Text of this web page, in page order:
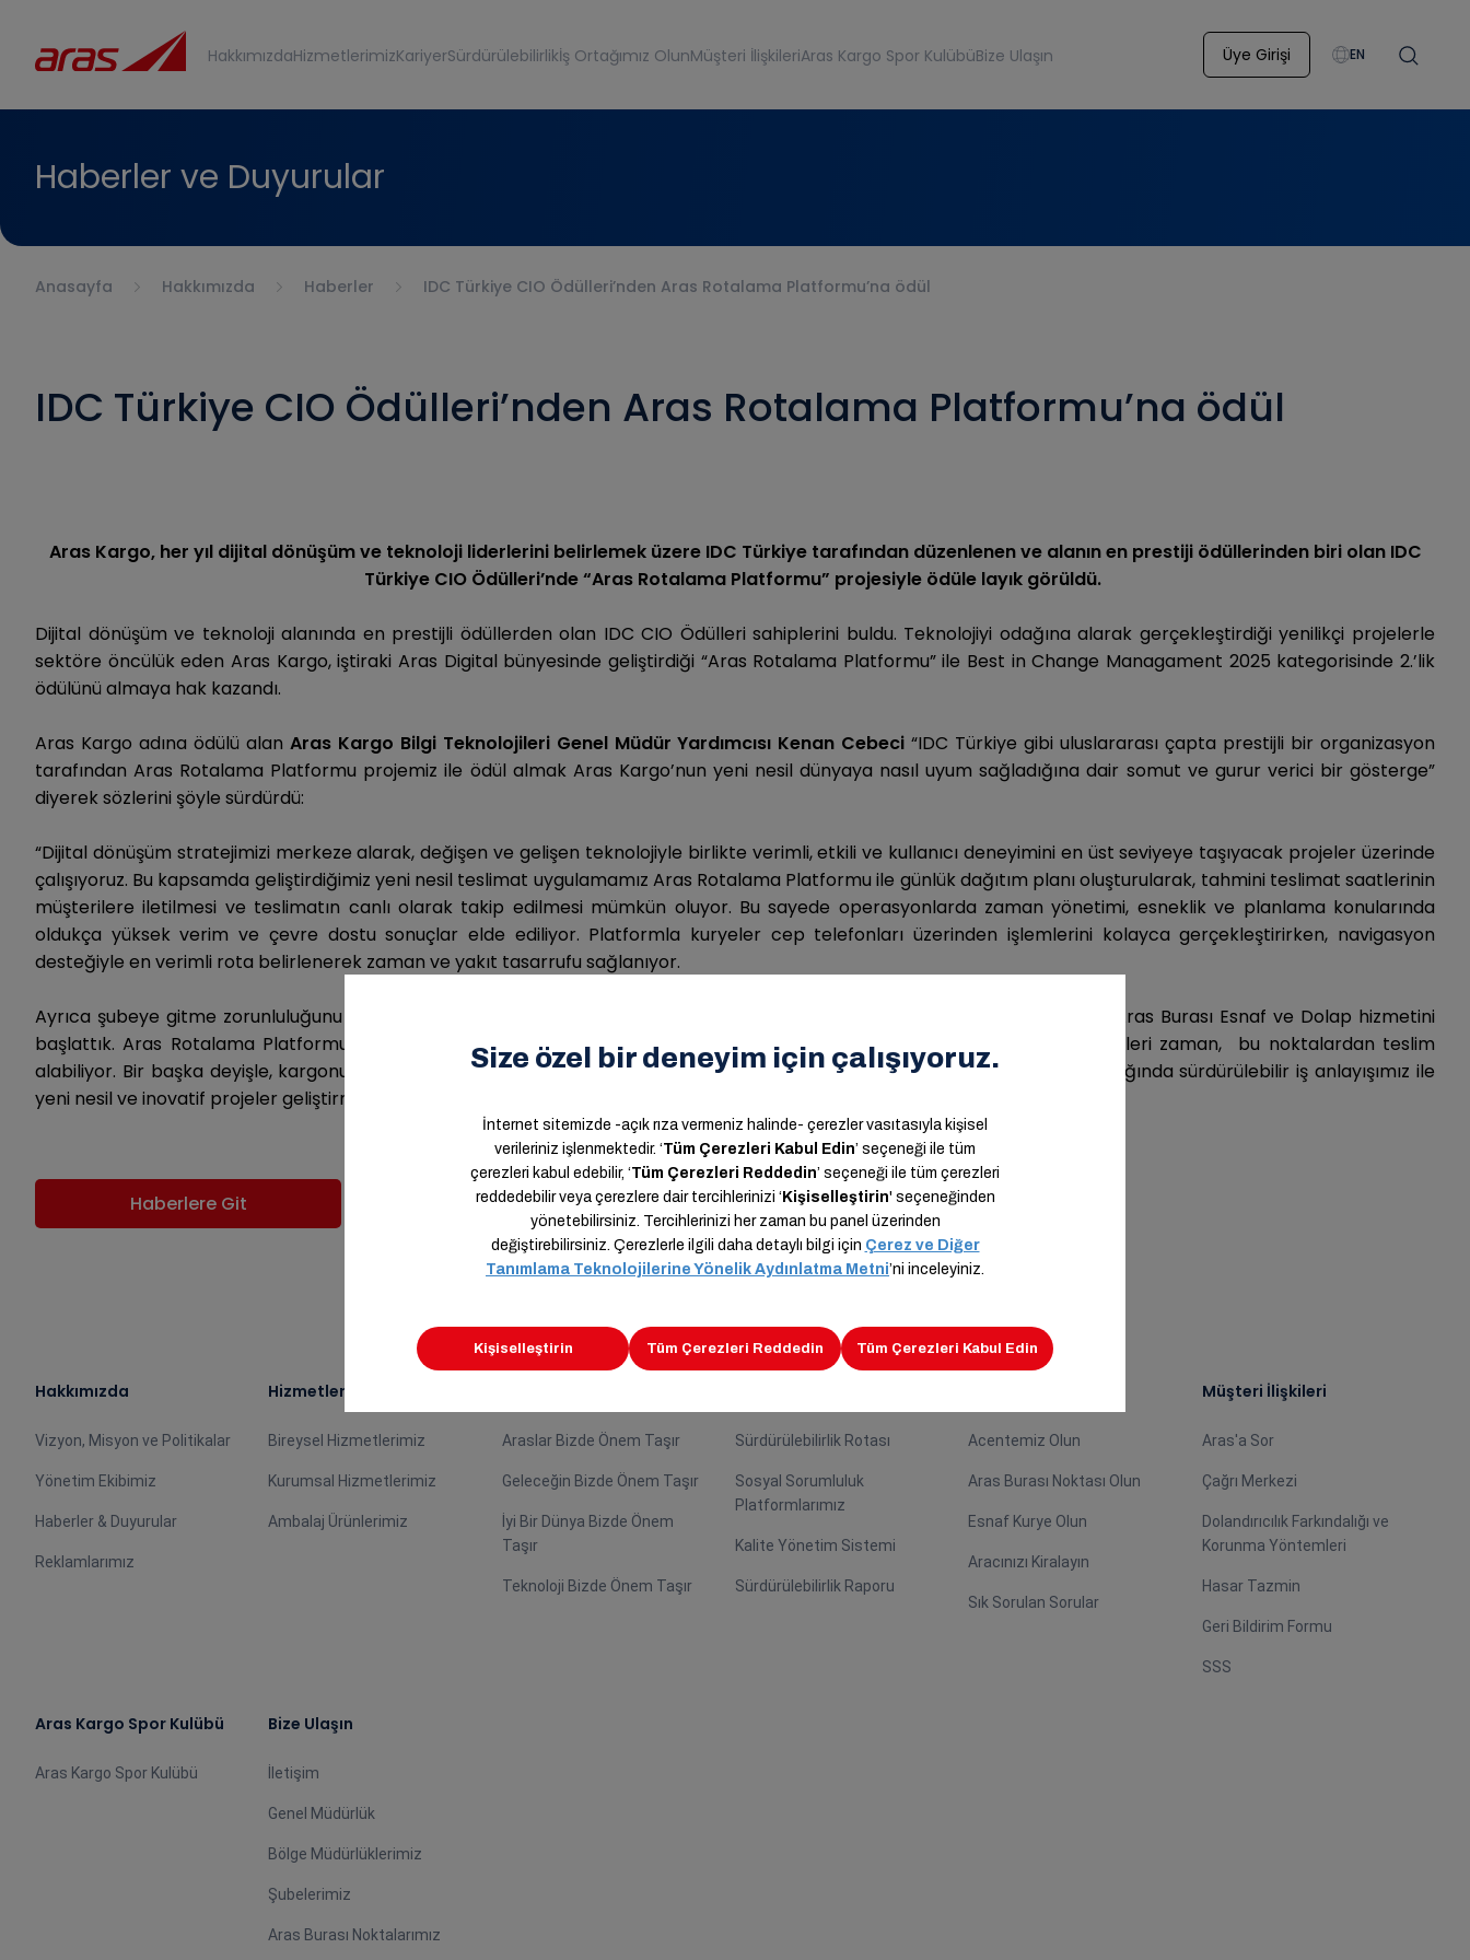
HakkımızdaHizmetlerimizKariyerSürdürülebilirlikİş Ortağımız OlunMüşteri İlişkileriAras Kargo Spor KulübüBize Ulaşın Üye Girişi EN
Haberler ve Duyurular
Anasayfa Hakkımızda Haberler IDC Türkiye CIO Ödülleri’nden Aras Rotalama Platformu’na ödül
IDC Türkiye CIO Ödülleri’nden Aras Rotalama Platformu’na ödül
Aras Kargo, her yıl dijital dönüşüm ve teknoloji liderlerini belirlemek üzere IDC Türkiye tarafından düzenlenen ve alanın en prestiji ödüllerinden biri olan IDC
Türkiye CIO Ödülleri’nde “Aras Rotalama Platformu” projesiyle ödüle layık görüldü.
Dijital dönüşüm ve teknoloji alanında en prestijli ödüllerden olan IDC CIO Ödülleri sahiplerini buldu. Teknolojiyi odağına alarak gerçekleştirdiği yenilikçi projelerle
sektöre öncülük eden Aras Kargo, iştiraki Aras Digital bünyesinde geliştirdiği “Aras Rotalama Platformu” ile Best in Change Managament 2025 kategorisinde 2.’lik
ödülünü almaya hak kazandı.
Aras Kargo adına ödülü alan Aras Kargo Bilgi Teknolojileri Genel Müdür Yardımcısı Kenan Cebeci“IDC Türkiye gibi uluslararası çapta prestijli bir organizasyon
tarafından Aras Rotalama Platformu projemiz ile ödül almak Aras Kargo’nun yeni nesil dünyaya nasıl uyum sağladığına dair somut ve gurur verici bir gösterge”
diyerek sözlerini şöyle sürdürdü:
“Dijital dönüşüm stratejimizi merkeze alarak, değişen ve gelişen teknolojiyle birlikte verimli, etkili ve kullanıcı deneyimini en üst seviyeye taşıyacak projeler üzerinde
çalışıyoruz. Bu kapsamda geliştirdiğimiz yeni nesil teslimat uygulamamız Aras Rotalama Platformu ile günlük dağıtım planı oluşturularak, tahmini teslimat saatlerinin
müşterilere iletilmesi ve teslimatın canlı olarak takip edilmesi mümkün oluyor. Bu sayede operasyonlarda zaman yönetimi, esneklik ve planlama konularında
oldukça yüksek verim ve çevre dostu sonuçlar elde ediliyor. Platformla kuryeler cep telefonları üzerinden işlemlerini kolayca gerçekleştirirken, navigasyon
desteğiyle en verimli rota belirlenerek zaman ve yakıt tasarrufu sağlanıyor.
Ayrıca şubeye gitme zorunluluğunu ortadan kaldırmak ve kargosunu 7 gün 24 saat istediği noktadan almak isteyenler için Aras Burası Esnaf ve Dolap hizmetini
başlattık. Aras Rotalama Platformu ile müşterilerimiz kargoları yola çıktıktan sonra dahi adresini değiştirip kargoyu istedikleri zaman, bu noktalardan teslim
alabiliyor. Bir başka deyişle, kargonuz sizin ihtiyaçlarınıza ve hayatınıza ayak uyduruyor. Mükemmel müşteri memnuniyeti odağında sürdürülebilir iş anlayışımız ile
yeni nesil ve inovatif projeler geliştirmeye devam edeceğiz.” dedi.
Haberlere Git
Hakkımızda
Vizyon, Misyon ve Politikalar
Yönetim Ekibimiz
Haberler & Duyurular
Reklamlarımız
Hizmetlerimiz
Bireysel Hizmetlerimiz
Kurumsal Hizmetlerimiz
Ambalaj Ürünlerimiz
Araslar Bizde Önem Taşır
Geleceğin Bizde Önem Taşır
İyi Bir Dünya Bizde Önem
Taşır
Teknoloji Bizde Önem Taşır
Sürdürülebilirlik Rotası
Sosyal Sorumluluk
Platformlarımız
Kalite Yönetim Sistemi
Sürdürülebilirlik Raporu
Acentemiz Olun
Aras Burası Noktası Olun
Esnaf Kurye Olun
Aracınızı Kiralayın
Sık Sorulan Sorular
Müşteri İlişkileri
Aras'a Sor
Çağrı Merkezi
Dolandırıcılık Farkındalığı ve
Korunma Yöntemleri
Hasar Tazmin
Geri Bildirim Formu
SSS
Aras Kargo Spor Kulübü
Aras Kargo Spor Kulübü
Bize Ulaşın
İletişim
Genel Müdürlük
Bölge Müdürlüklerimiz
Şubelerimiz
Aras Burası Noktalarımız